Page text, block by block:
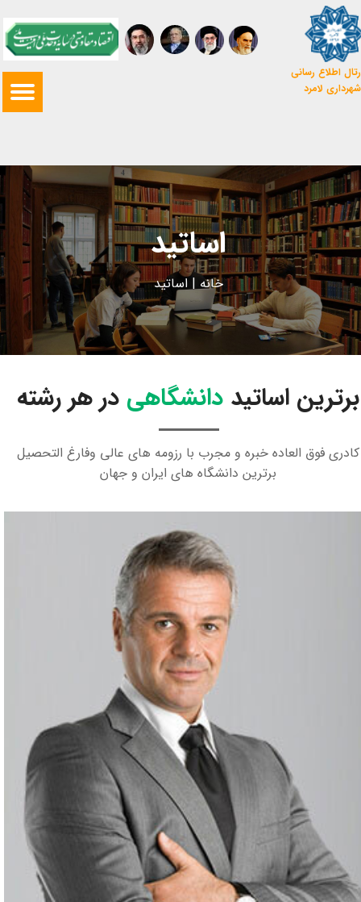
اطلاع رسانی
شهرداری لامرد
اساتید
خانه|اساتید
برترین اساتید دانشگاهی در هر رشته
کادری فوق العاده خبره و مجرب با رزومه های عالی وفارغ التحصیل
برترین دانشگاه های ایران و جهان